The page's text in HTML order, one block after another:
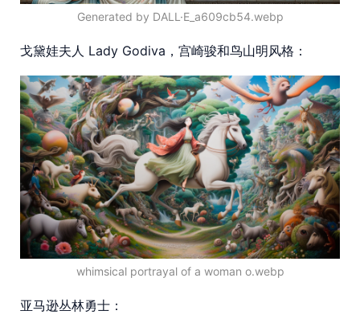
Generated by DALL·E_a609cb54.webp
戈黛娃夫人 Lady Godiva，宫崎骏和鸟山明风格：
whimsical portrayal of a woman o.webp
亚马逊丛林勇士：